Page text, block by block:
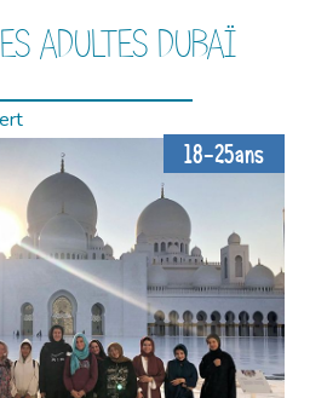
ADULTES DUBAÏ
18-25ans